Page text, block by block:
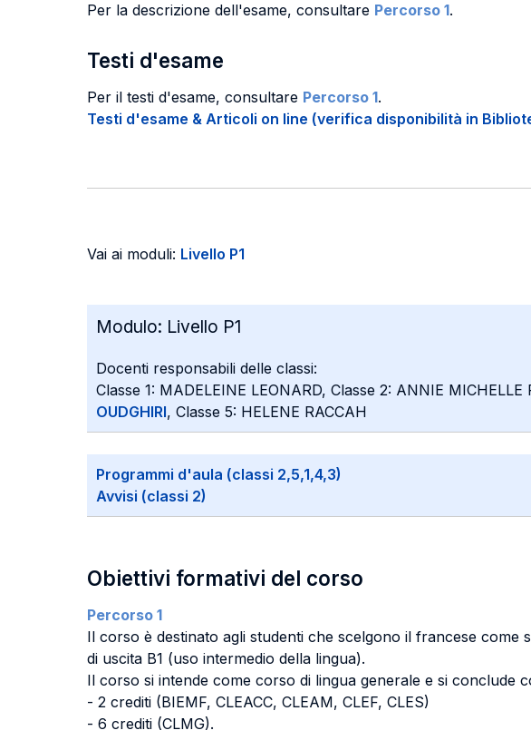
Per la descrizione dell'esame, consultare Percorso 1.
Testi d'esame
Per il testi d'esame, consultare Percorso 1.
Testi d'esame & Articoli on line (verifica disponibilità in
Vai ai moduli: Livello P1
Modulo: Livello P1
Docenti responsabili delle classi:
Classe 1: MADELEINE LEONARD, Classe 2: ANNIE MICHELLE
OUDGHIRI, Classe 5: HELENE RACCAH
Programmi d'aula (classi 2,5,1,4,3)
Avvisi (classi 2)
Obiettivi formativi del corso
Percorso 1
Il corso è destinato agli studenti che scelgono il francese come
di uscita B1 (uso intermedio della lingua).
Il corso si intende come corso di lingua generale e si conclude
- 2 crediti (BIEMF, CLEACC, CLEAM, CLEF, CLES)
- 6 crediti (CLMG).